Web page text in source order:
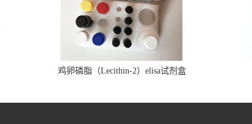
鸡卵磷脂（Lecithin-2）elisa试剂盒